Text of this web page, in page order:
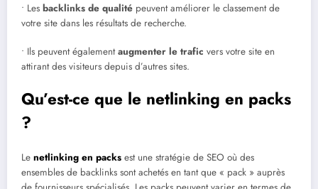
• Les backlinks de qualité peuvent améliorer le classement de
votre site dans les résultats de recherche.
• Ils peuvent égalementaugmenter le trafic vers votre site en
attirant des visiteurs depuis d’autres sites.
Qu’est-ce que le netlinking en packs
?
Le netlinking en packs est une stratégie de SEO où des
ensembles de backlinks sont achetés en tant que « pack » auprès